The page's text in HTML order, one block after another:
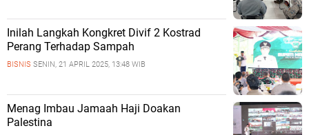
Inilah Langkah Kongkret Divif 2 Kostrad
Perang Terhadap Sampah
BISNIS SENIN, 21 APRIL 2025, 13:48 WIB
Menag Imbau Jamaah Haji Doakan
Palestina